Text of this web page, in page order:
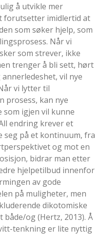
å utvikle mer
forutsetter imidlertid at
som søker hjelp, som
Når vi
som strever, ikke
trenger å bli sett, hørt
vil nye
vi lytter til
prosess, kan nye
som igjen vil kunne
endring krever et
seg på et kontinuum, fra
og mot en
bidrar man etter
hjelpetilbud innenfor
av gode
på muligheter, men
dikotomiske
både/og (Hertz, 2013). Å
tenkning er lite nyttig